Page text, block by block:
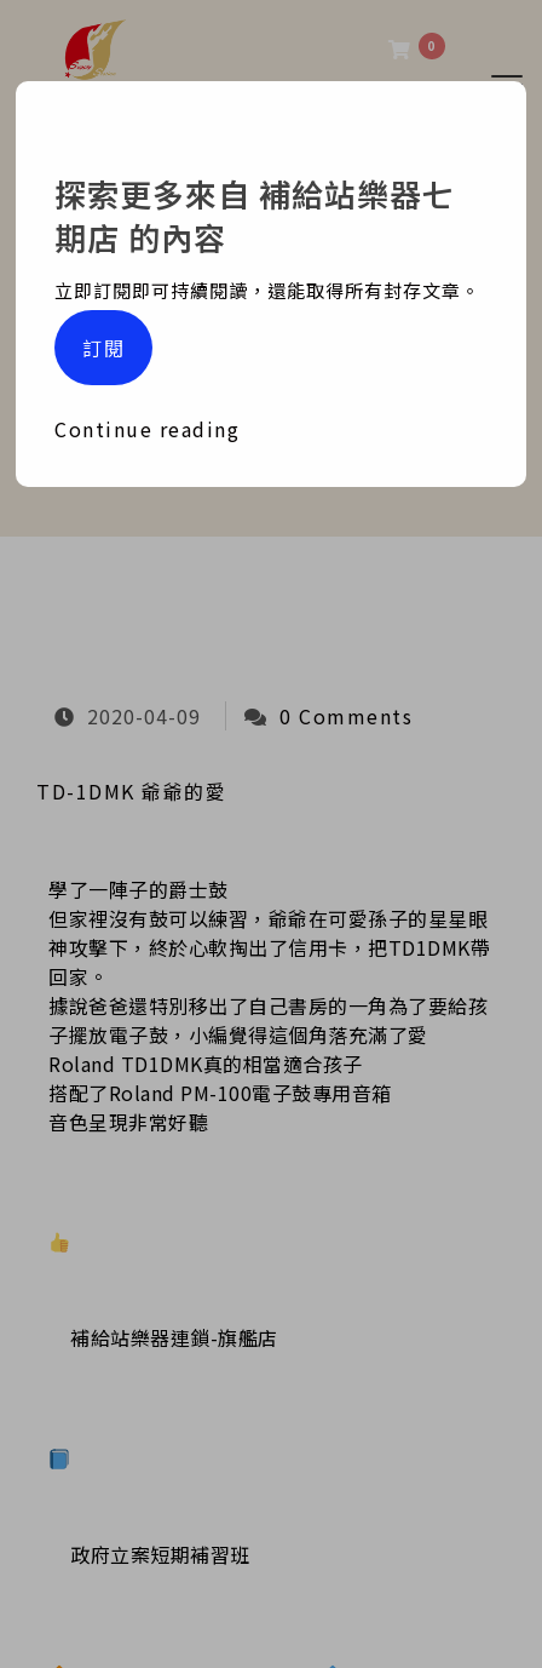
0
TD-1DMK 爺爺的愛
Home 部落格文章
2020-04-09 0 Comments
TD-1DMK 爺爺的愛
學了一陣子的爵士鼓
但家裡沒有鼓可以練習，爺爺在可愛孫子的星星眼
神攻擊下 ，終於心軟掏出了信用卡，把TD1DMK帶
回家。
據說爸爸還特別移出了自己書房的一角為了要給孩
子擺放電子鼓，小編覺得這個角落充滿了愛
Roland TD1DMK真的相當適合孩子
搭配了Roland PM-100電子鼓專用音箱
音色呈現非常好聽
補給站樂器連鎖-旗艦店
政府立案短期補習班
探索更多來自 補給站樂器七
期店 的內容
立即訂閱即可持續閱讀，還能取得所有封存文章。
訂閱
Continue reading